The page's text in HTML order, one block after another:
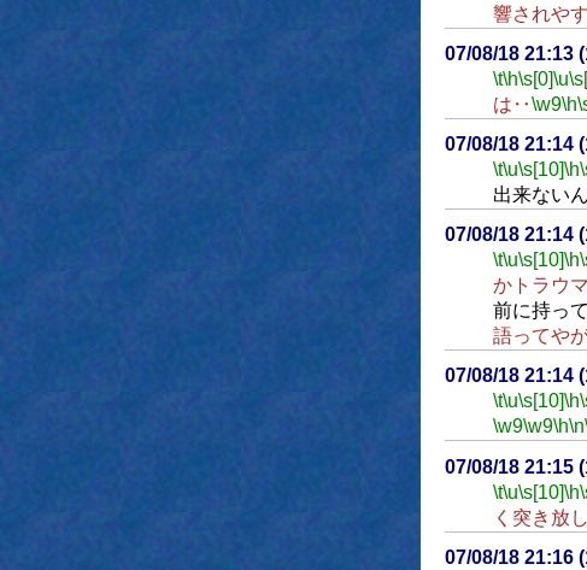
響されや
07/08/18 21:13
\t\h\s[0]\u
は‥\w9\h
07/08/18 21:14
\t\u\s[10]\h
出来ない
07/08/18 21:14
\t\u\s[10]\h
かトラウ
前に持っ
語ってや
07/08/18 21:14
\t\u\s[10]\h
\w9\w9\h\n
07/08/18 21:15
\t\u\s[10]\h
く突き放
07/08/18 21:16